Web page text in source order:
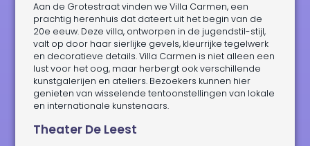
Aan de Grotestraat vinden we Villa Carmen, een
prachtig herenhuis dat dateert uit het begin van de
20e eeuw. Deze villa, ontworpen in de jugendstil-stijl,
valt op door haar sierlijke gevels, kleurrijke tegelwerk
en decoratieve details. Villa Carmen is niet alleen een
lust voor het oog, maar herbergt ook verschillende
kunstgalerijen en ateliers. Bezoekers kunnen hier
genieten van wisselende tentoonstellingen van lokale
en internationale kunstenaars.
Theater De Leest